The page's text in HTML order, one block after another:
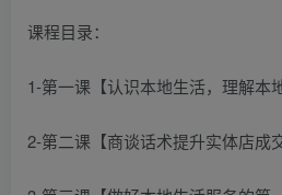
课程目录：
1-第一课【认识本地生活，理解本
2-第二课【商谈话术提升实体店成